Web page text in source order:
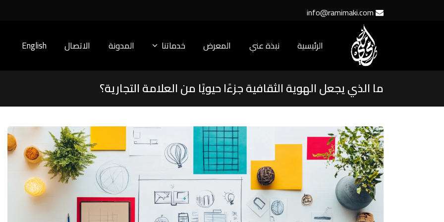
info@ramimaki.com
الرئيسية نبذة عني المعرض خدماتنا المدونة الاتصال English
ما الذي يجعل الهوية الثقافية جزءًا حيويًا من العلامة التجارية؟